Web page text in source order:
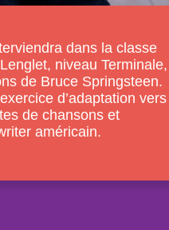
dans la classe
niveau Terminale,
de Bruce Springsteen.
d’adaptation vers
de chansons et
américain.